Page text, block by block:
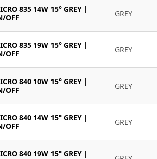
835 14W 15° GREY |
OFF
GREY
835 19W 15° GREY |
OFF
GREY
840 10W 15° GREY |
OFF
GREY
840 14W 15° GREY |
OFF
GREY
840 19W 15° GREY |